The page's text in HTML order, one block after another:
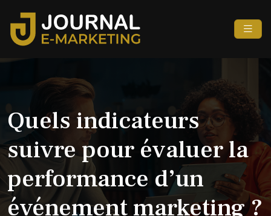
Quels indicateurs
suivre pour évaluer la
performance d’un
événement marketing ?